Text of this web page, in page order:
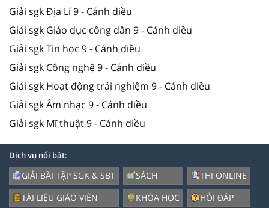
Giải sgk Địa Lí 9 - Cánh diều
Giải sgk Giáo dục công dân 9 - Cánh diều
Giải sgk Tin học 9 - Cánh diều
Giải sgk Công nghệ 9 - Cánh diều
Giải sgk Hoạt động trải nghiệm 9 - Cánh diều
Giải sgk Âm nhạc 9 - Cánh diều
Giải sgk Mĩ thuật 9 - Cánh diều
Dịch vụ nổi bật:
GIẢI BÀI TẬP SGK & SBT
TÀI LIỆU GIÁO VIÊN
SÁCH
KHÓA HỌC
THI ONLINE
HỎI ĐÁP